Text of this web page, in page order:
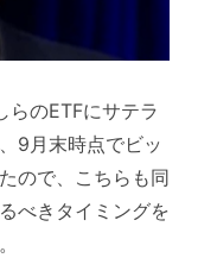
らのETFにサテラ
9月末時点でビッ
ので、こちらも同
べきタイミングを